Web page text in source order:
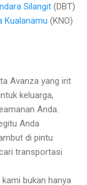
Silangit (DBT)
Kualanamu (KNO)
Avanza yang irit
keluarga,
Anda.
Anda
di pintu
transportasi
kami bukan hanya